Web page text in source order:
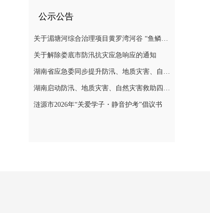
公示公告
关于湄塘河综合治理项目黄罗湾河谷 “鱼鳞坝”区域不对外开放的公告
关于解除娄底市防汛抗灾应急响应的通知
湖南省应急委同步提升防汛、地质灾害、自然灾害救助应急响应至三级
湖南启动防汛、地质灾害、自然灾害救助四级应急响应
涟源市2026年“关爱学子・静音护考”倡议书